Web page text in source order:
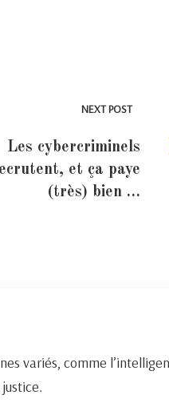
NEXT POST
Les cybercriminels
et ça paye
(très) bien …
variés, comme